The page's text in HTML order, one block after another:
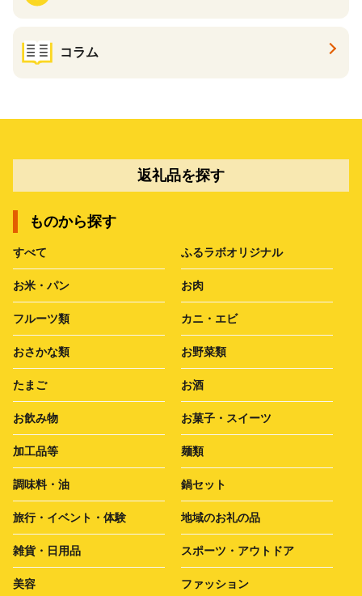
コラム
返礼品を探す
ものから探す
すべて ふるラボオリジナル
お米・パン お肉
フルーツ類 カニ・エビ
おさかな類 お野菜類
たまご お酒
お飲み物 お菓子・スイーツ
加工品等 麺類
調味料・油 鍋セット
旅行・イベント・体験 地域のお礼の品
雑貨・日用品 スポーツ・アウトドア
美容 ファッション